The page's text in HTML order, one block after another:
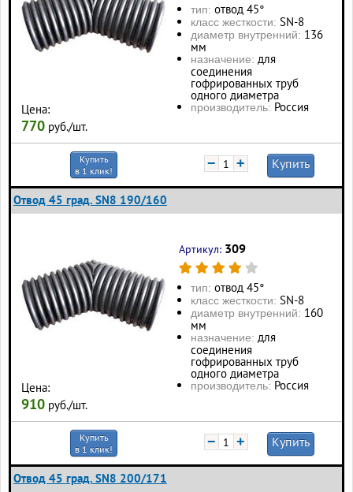
Цена:
770 руб./шт.
тип: отвод 45°
класс жесткости: SN-8
диаметр внутренний: 136
мм
назначение: для
соединения
гофрированных труб
одного диаметра
производитель: Россия
Купить
в 1 клик!
− + Купить
Отвод 45 град. SN8 190/160
Цена:
910 руб./шт.
Артикул: 309
тип: отвод 45°
класс жесткости: SN-8
диаметр внутренний: 160
мм
назначение: для
соединения
гофрированных труб
одного диаметра
производитель: Россия
Купить
в 1 клик!
− + Купить
Отвод 45 град. SN8 200/171